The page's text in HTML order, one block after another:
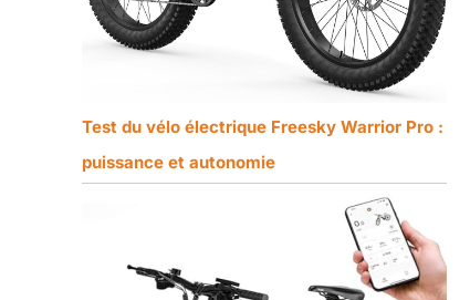
Test du vélo électrique Freesky Warrior Pro :
puissance et autonomie